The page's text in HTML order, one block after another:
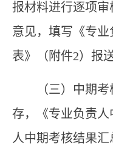
报材料进行逐项
意见，填写《专
表》（附件2）报
（三）中期
存， 《专业负责
人中期考核结果汇